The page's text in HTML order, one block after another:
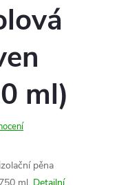
ml)
pěna